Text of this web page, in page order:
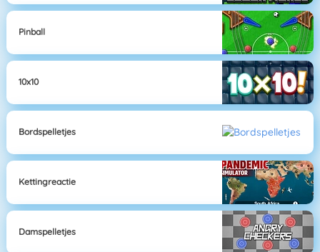
Pinball
10x10
Bordspelletjes
Kettingreactie
Damspelletjes